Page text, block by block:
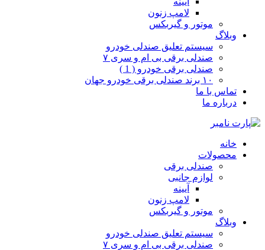
لامپ زنون
موتور و گیربکس
وبلاگ
سیستم تعلیق صندلی خودرو
صندلی برقی بی ام و سری ۷
صندلی برقی خودرو ( 1 )
۱۰ برند صندلی برقی خودرو جهان
تماس با ما
درباره ما
خانه
محصولات
صندلی برقی
لوازم جانبی
آیینه
لامپ زنون
موتور و گیربکس
وبلاگ
سیستم تعلیق صندلی خودرو
صندلی برقی بی ام و سری ۷